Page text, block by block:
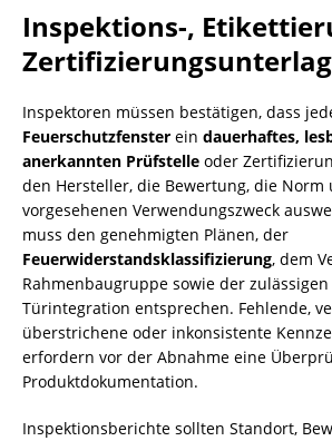
Inspektions-,
Inspektoren müssen bestätigen, dass
Feuerschutzfenster ein dauerhaftes,
anerkannten Prüfstelle oder
den Hersteller, die Bewertung, die Norm
vorgesehenen Verwendungszweck
muss den genehmigten Plänen, der
Feuerwiderstandsklassifizierung, dem
Rahmenbaugruppe sowie der
Türintegration entsprechen. Fehlende,
überstrichene oder inkonsistente
erfordern vor der Abnahme eine
Produktdokumentation.
Inspektionsberichte sollten Standort,